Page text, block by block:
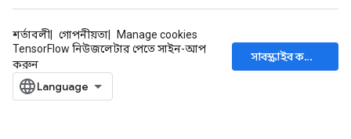
শর্তাবলী গোপনীয়তা
Manage cookies
TensorFlow নিউজলেটার পেতে সাইন-আপ
করুন
সাবস্ক্রাইব করুন